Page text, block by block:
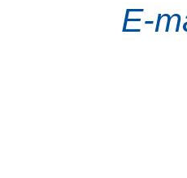
E-